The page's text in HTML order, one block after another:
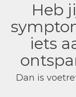
Heb
iets
Dan is